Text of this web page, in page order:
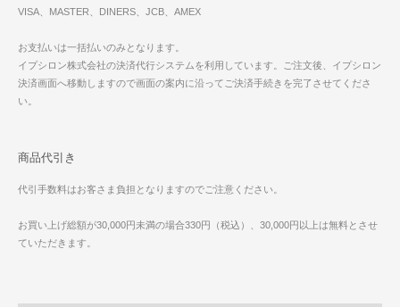
VISA、MASTER、DINERS、JCB、AMEX
お支払いは一括払いのみとなります。
イプシロン株式会社の決済代行システムを利用しています。ご注文後、イプシロン
決済画面へ移動しますので画面の案内に沿ってご決済手続きを完了させてくださ
い。
商品代引き
代引手数料はお客さま負担となりますのでご注意ください。
お買い上げ総額が30,000円未満の場合330円（税込）、30,000円以上は無料とさせ
ていただきます。